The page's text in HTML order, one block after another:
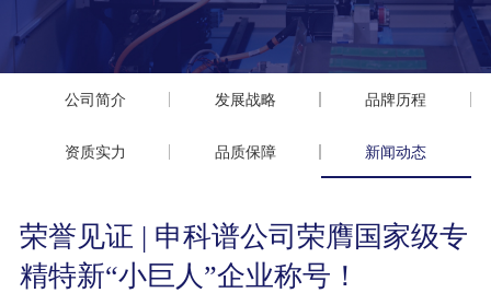
公司简介 发展战略 品牌历程
资质实力 品质保障 新闻动态
荣誉见证 | 申科谱公司荣膺国家级专
精特新“小巨人”企业称号！